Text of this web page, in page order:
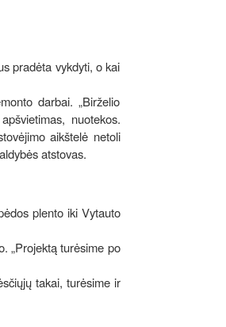
pradėta vykdyti, o kai
darbai. „Birželio
nuotekos.
aikštelė netoli
atstovas.
plento iki Vytauto
„Projektą turėsime po
takai, turėsime ir